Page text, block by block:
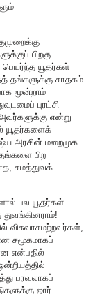
பிறகு
பெயர்ந்த யூதர்கள்
தங்களுக்கு சாதகம்
மூன்றாம்
புரட்சி
என்று
யூதர்களைக்
அரசின் மறைமுக
பிற
சமத்துவக்
பல யூதர்கள்
விசுவாசமற்றவர்கள்;
சமூகமாகப்
என்பதில்
பரவலாகப்
ஜார்